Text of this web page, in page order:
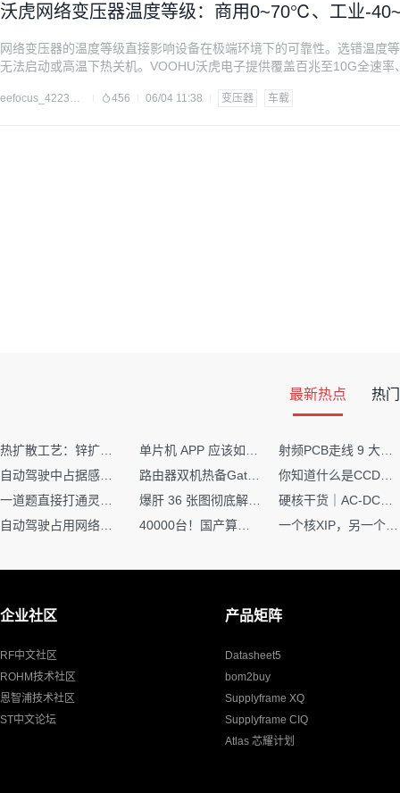
沃虎网络变压器温度等级：商用0~70℃、工业-
网络变压器的温度等级直接影响设备在极端环境下的可靠性。选错温度
无法启动或高温下热关机。VOOHU沃虎电子提供覆盖百兆至10G全
由磁芯材料、绝缘系统、封装结构共同
eefocus_4223372 456 06/04 11:38 变压器 车载
最新热点 热
企业社区
RF中文社区
ROHM技术社区
恩智浦技术社区
ST中文论坛
产品矩阵
Datasheet5
bom2buy
Supplyframe XQ
Supplyframe CIQ
Atlas 芯耀计划